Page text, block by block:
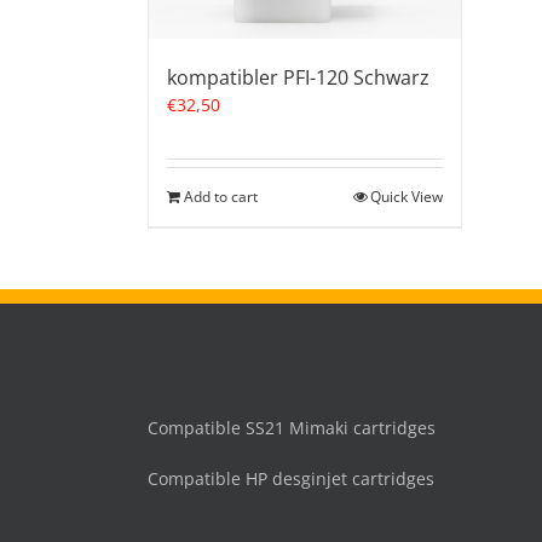
kompatibler PFI-120 Schwarz
€32,50
Add to cart Quick View
Compatible SS21 Mimaki cartridges
Compatible HP desginjet cartridges